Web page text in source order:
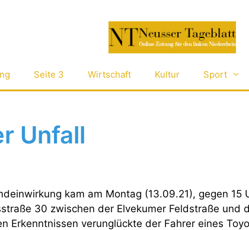
Seite 3 Wirtschaft Kultur Sport
Unfall
kam am Montag (13.09.21), gegen 15
30 zwischen der Elvekumer Feldstraße und
Erkenntnissen verunglückte der Fahrer eines